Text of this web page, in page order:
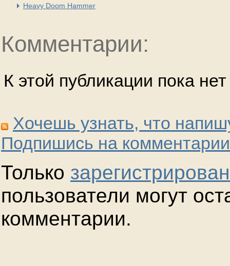
Heavy Doom Hammer
Комментарии:
К этой публикации пока
Хочешь узнать, что
Подпишись на
Только
пользователи могут
комментарии.